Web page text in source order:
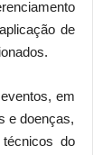
de
em
e doenças,
do